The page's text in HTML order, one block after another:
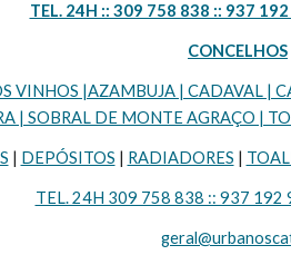
TEL. 24H :: 309 758 838 :: 937
CONCELHOS
VINHOS |AZAMBUJA | CADAVAL |
| SOBRAL DE MONTE AGRAÇO |
| DEPÓSITOS | RADIADORES |
TEL. 24H 309 758 838 :: 937 192